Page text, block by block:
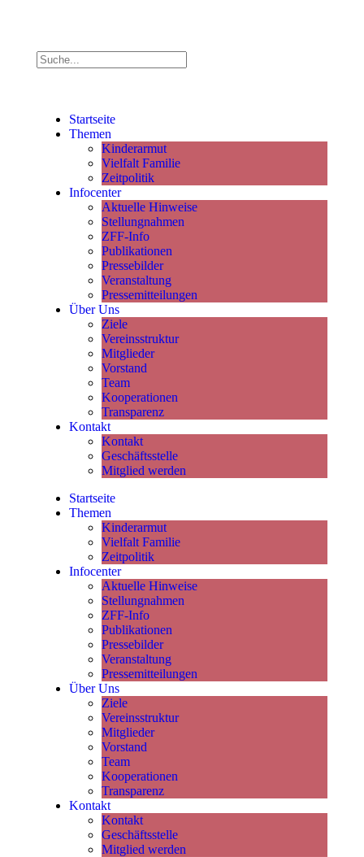
Startseite
Themen
Kinderarmut
Vielfalt Familie
Zeitpolitik
Infocenter
Aktuelle Hinweise
Stellungnahmen
ZFF-Info
Publikationen
Pressebilder
Veranstaltung
Pressemitteilungen
Über Uns
Ziele
Vereinsstruktur
Mitglieder
Vorstand
Team
Kooperationen
Transparenz
Kontakt
Kontakt
Geschäftsstelle
Mitglied werden
Startseite
Themen
Kinderarmut
Vielfalt Familie
Zeitpolitik
Infocenter
Aktuelle Hinweise
Stellungnahmen
ZFF-Info
Publikationen
Pressebilder
Veranstaltung
Pressemitteilungen
Über Uns
Ziele
Vereinsstruktur
Mitglieder
Vorstand
Team
Kooperationen
Transparenz
Kontakt
Kontakt
Geschäftsstelle
Mitglied werden